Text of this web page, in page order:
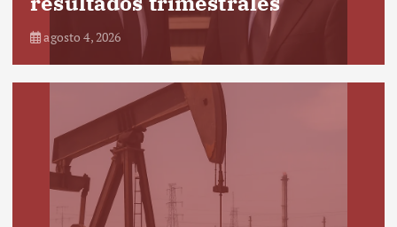
agosto 4, 2026